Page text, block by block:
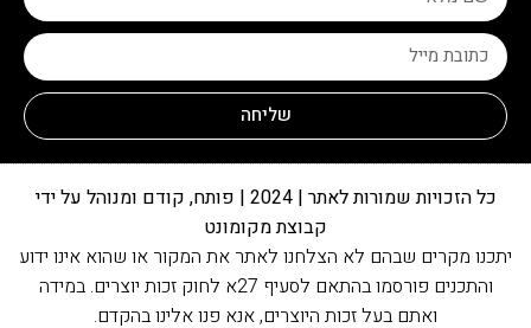
שליחה
כל הזכויות שמורות לאתר | 2024 | פותח, קודם ומנוהל על ידי
קבוצת מקומונט
יתכנו מקרים שבהם לא הצלחנו לאתר את המקור או שהוא אינו ידוע
והתכנים פורסמו בהתאם לסעיף 27א לחוק זכות יוצרים. במידה
ואתם בעל זכות היוצרים, אנא פנו אלינו בהקדם.